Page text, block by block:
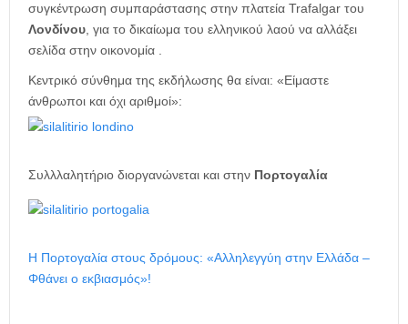
συγκέντρωση συμπαράστασης στην πλατεία Trafalgar του
Λονδίνου , για το δικαίωμα του ελληνικού λαού να αλλάξει
σελίδα στην οικονομία .
Κεντρικό σύνθημα της εκδήλωσης θα είναι: «Είμαστε
άνθρωποι και όχι αριθμοί»:
Συλλλαλητήριο διοργανώνεται και στην Πορτογαλία
H Πορτογαλία στους δρόμους: «Αλληλεγγύη στην Ελλάδα –
Φθάνει ο εκβιασμός»!